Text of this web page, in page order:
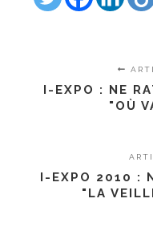
I-EXPO : NE
"OÙ
I-EXPO 2010 :
"LA